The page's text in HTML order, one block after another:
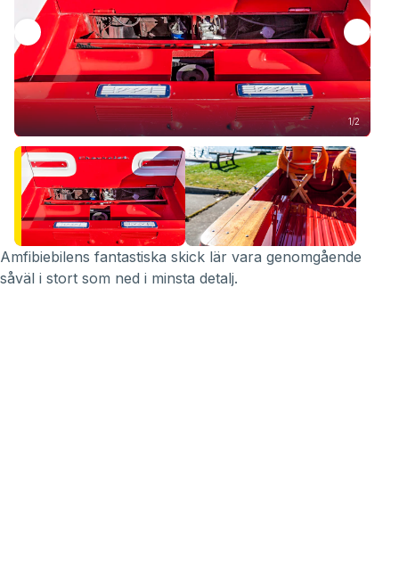
1/2
Amfibiebilens fantastiska skick lär vara genomgående
såväl i stort som ned i minsta detalj.